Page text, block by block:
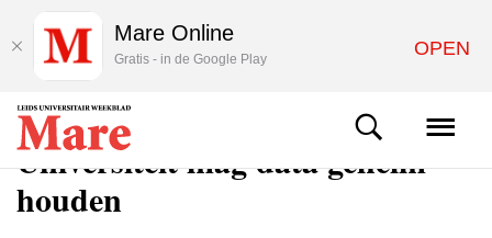
NIEUWS
Universiteit mag data geheim
houden
Mare Online
Gratis - in de Google Play OPEN